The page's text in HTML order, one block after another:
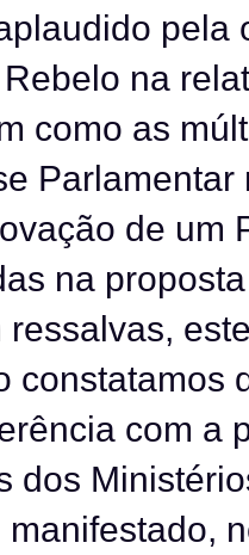
pela
na
como as
de um
na
constatamos
com a
dos
manifestado,